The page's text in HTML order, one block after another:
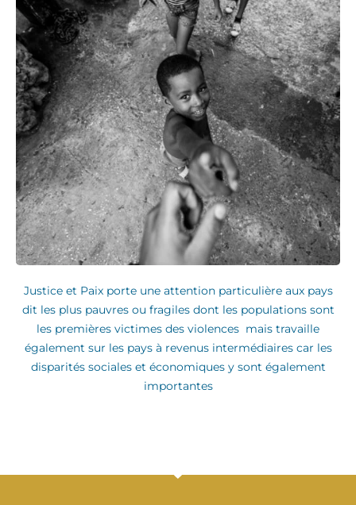
Justice et Paix porte une attention particulière aux pays
dit les plus pauvres ou fragiles dont les populations sont
les premières victimes des violences mais travaille
également sur les pays à revenus intermédiaires car les
disparités sociales et économiques y sont également
importantes